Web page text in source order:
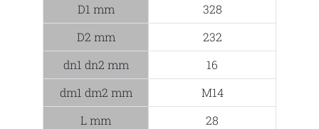
D1 mm
328
D2 mm
232
dn1 dn2 mm
16
dm1 dm2 mm
M14
L mm
28